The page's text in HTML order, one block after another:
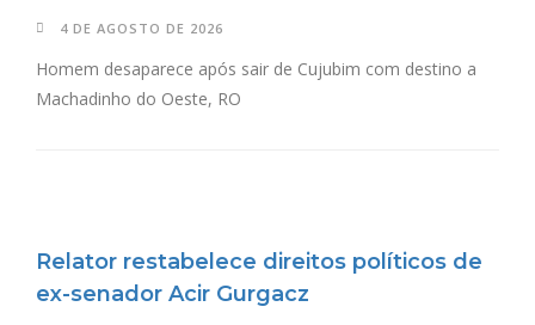
4 DE AGOSTO DE 2026
Homem desaparece após sair de Cujubim com destino a
Machadinho do Oeste, RO
Relator restabelece direitos políticos de
ex-senador Acir Gurgacz